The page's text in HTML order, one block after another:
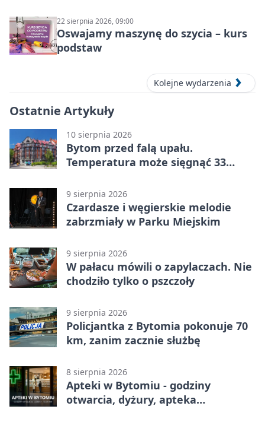
22 sierpnia 2026, 09:00
Oswajamy maszynę do szycia – kurs
podstaw
Kolejne wydarzenia
Ostatnie Artykuły
10 sierpnia 2026
Bytom przed falą upału.
Temperatura może sięgnąć 33
9 sierpnia 2026
Czardasze i węgierskie melodie
zabrzmiały w Parku Miejskim
9 sierpnia 2026
W pałacu mówili o zapylaczach. Nie
chodziło tylko o pszczoły
9 sierpnia 2026
Policjantka z Bytomia pokonuje 70
km, zanim zacznie służbę
8 sierpnia 2026
Apteki w Bytomiu - godziny
otwarcia, dyżury, apteka